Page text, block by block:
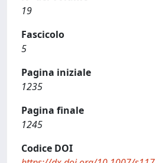
19
Fascicolo
5
Pagina iniziale
1235
Pagina finale
1245
Codice DOI